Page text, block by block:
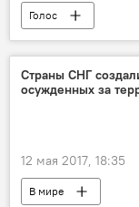
Голос
Страны СНГ
осужденных за
12 мая 2017, 18:35
В мире